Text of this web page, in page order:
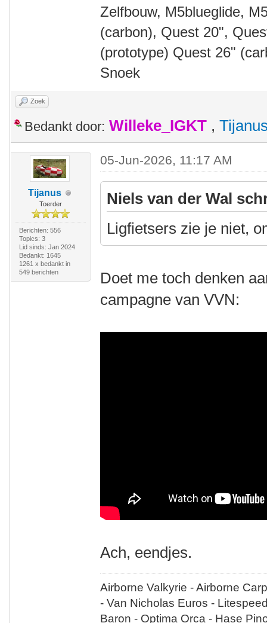
Zelfbouw, M5blueglide,
(carbon), Quest 20",
(prototype) Quest 26"
Snoek
Zoek
Bedankt door: Willeke_IGKT ,
Tijanus
Toerder
Berichten: 556
Topics: 3
Lid sinds: Jan 2024
Bedankt: 1645
1261 x bedankt in
549 berichten
05-Jun-2026, 11:17 AM
Niels van der Wal
Ligfietsers zie je niet,
Doet me toch denken
campagne van VVN:
Ach, eendjes.
Airborne Valkyrie - Airborne
- Van Nicholas Euros -
Baron - Optima Orca - Hase